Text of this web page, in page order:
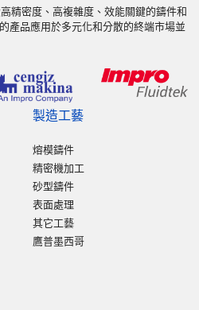
精密度、高複雜度、效能關鍵的鑄件和
產品應用於多元化和分散的終端市場並
製造工藝
熔模鑄件
精密機加工
砂型鑄件
表面處理
其它工藝
鷹普墨西哥